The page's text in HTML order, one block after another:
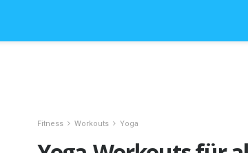
Fitness Workouts Yoga